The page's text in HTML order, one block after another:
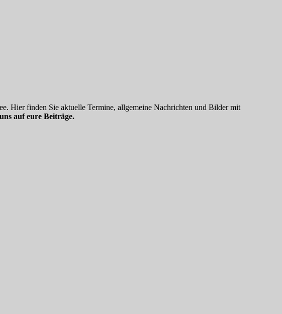
Hier finden Sie aktuelle Termine, allgemeine Nachrichten und Bilder mit
auf eure Beiträge.